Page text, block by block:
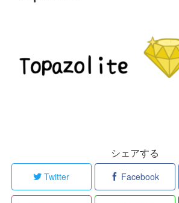
シェアする
Twitter Facebook